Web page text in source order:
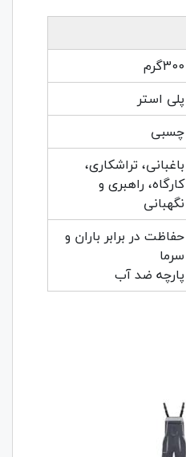
300گرم
پلی استر
چسبی
باغبانی، تراشکاری،
کارگاه، راهبری و
نگهبانی
حفاظت در برابر باران و
سرما
پارچه ضد آب